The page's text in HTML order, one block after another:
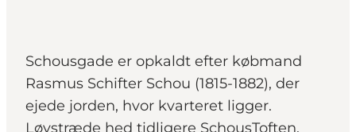
Schousgade er opkaldt efter købmand
Rasmus Schifter Schou (1815-1882), der
ejede jorden, hvor kvarteret ligger.
Løvstræde hed tidligere SchousToften.